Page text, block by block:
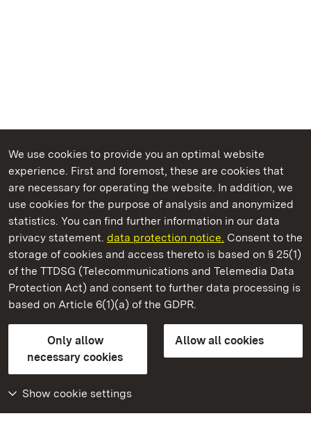
We use cookies to provide you an optimal website
experience. First and foremost, these are cookies that
are necessary for operating the website. In addition, we
use cookies for the purpose of analysis and anonymized
statistics. You can find further information in our data
privacy statement. data protection notice. Consent to the
storage of cookies and access thereto is based on § 25(1)
of the TTDSG (Telecommunications and Telemedia Data
Protection Act) and consent to further data processing is
based on Article 6(1)(a) of the GDPR.
Only allow
necessary cookies
Allow all cookies
Show cookie settings
State Palaces and Gardens of Baden-Wuerttemberg
Heuneburg – Celtic City Of Pyrene
State Palaces and Gardens of Baden-Wuerttemberg
FAQMasthead Data protection
Declaration on barrier-free access
BITV-konform (geprüfte Seiten)